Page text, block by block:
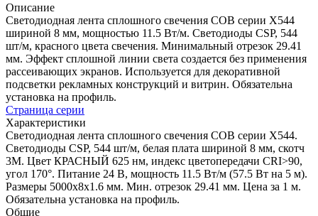
Описание
Светодиодная лента сплошного свечения COB серии X544
шириной 8 мм, мощностью 11.5 Вт/м. Светодиоды CSP, 544
шт/м, красного цвета свечения. Минимальный отрезок 29.41
мм. Эффект сплошной линии света создается без применения
рассеивающих экранов. Используется для декоративной
подсветки рекламных конструкций и витрин. Обязательна
установка на профиль.
Страница серии
Характеристики
Светодиодная лента сплошного свечения COB серии X544.
Светодиоды CSP, 544 шт/м, белая плата шириной 8 мм, скотч
3M. Цвет КРАСНЫЙ 625 нм, индекс цветопередачи CRI>90,
угол 170°. Питание 24 В, мощность 11.5 Вт/м (57.5 Вт на 5 м).
Размеры 5000x8x1.6 мм. Мин. отрезок 29.41 мм. Цена за 1 м.
Обязательна установка на профиль.
Общие